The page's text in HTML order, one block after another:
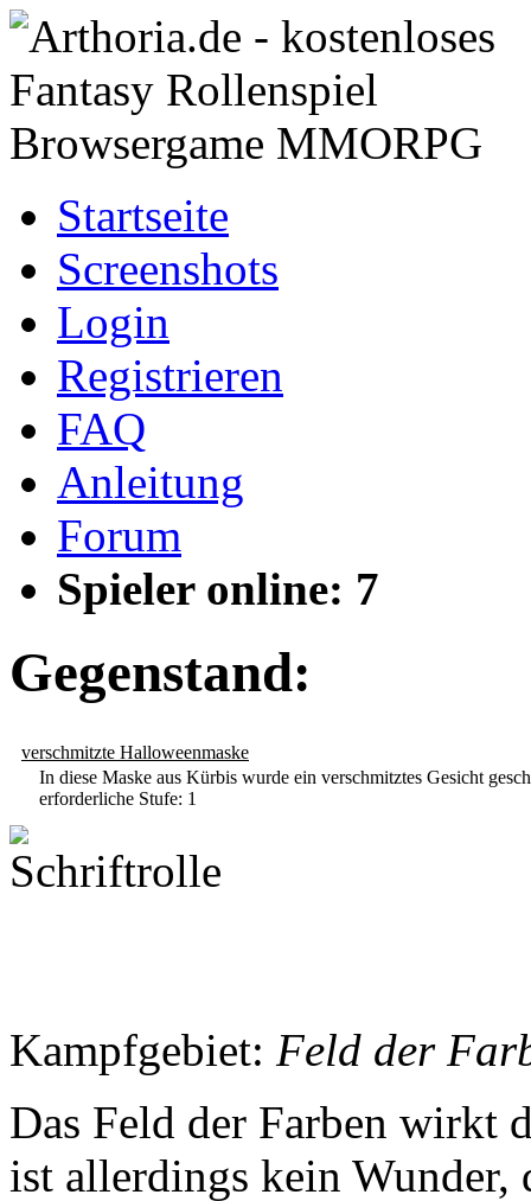
Startseite
Screenshots
Login
Registrieren
FAQ
Anleitung
Forum
Spieler online: 7
Gegenstand:
verschmitzte Halloweenmaske
In diese Maske aus Kürbis wurde ein verschmitztes Gesicht
erforderliche Stufe: 1
Kampfgebiet: Feld der
Das Feld der Farben wirkt
ist allerdings kein Wunder,